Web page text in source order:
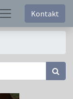
Kontakt